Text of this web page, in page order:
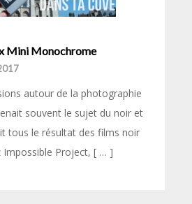
Mini Monochrome
autour de la photographie
souvent le sujet du noir et
tous le résultat des films noir
Impossible Project, [ … ]